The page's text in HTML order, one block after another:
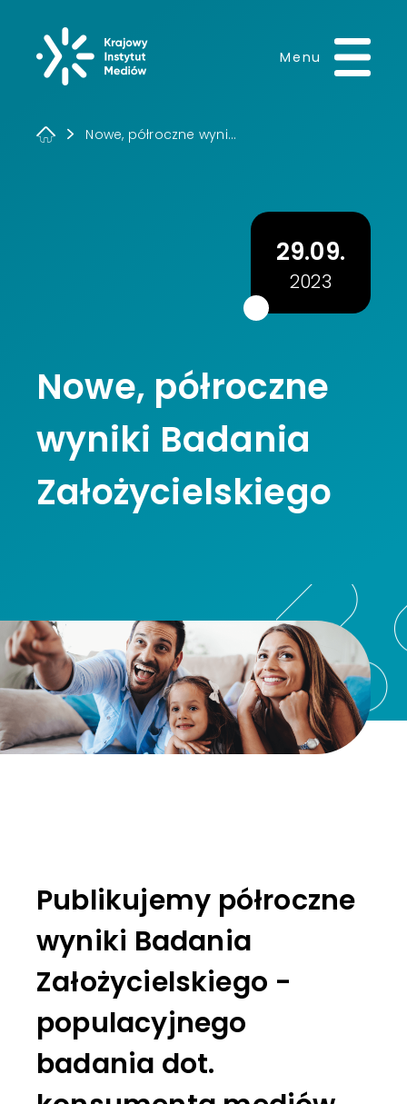
Krajowy Instytut
Menu
Nowe, półroczne wyni...
Nowe, półroczne
wyniki Badania
Założycielskiego
29.09.
2023
Publikujemy półroczne
wyniki Badania
Założycielskiego -
populacyjnego
badania dot.